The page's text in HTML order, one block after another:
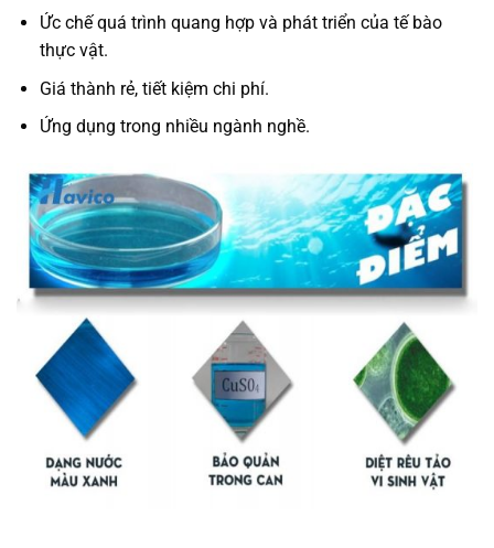
Ức chế quá trình quang hợp và phát triển của tế bào
thực vật.
Giá thành rẻ, tiết kiệm chi phí.
Ứng dụng trong nhiều ngành nghề.